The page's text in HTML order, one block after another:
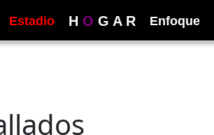
Estadio H O G A R Enfoque